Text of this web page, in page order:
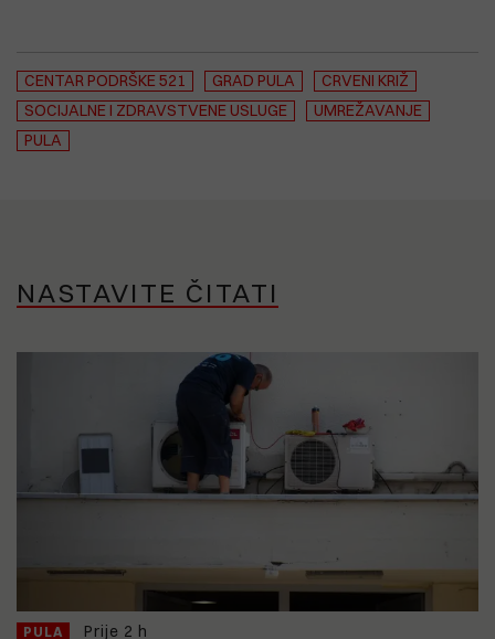
CENTAR PODRŠKE 521 GRAD PULA
CRVENI KRIŽ
SOCIJALNE I ZDRAVSTVENE USLUGE
UMREŽAVANJE
PULA
NASTAVITE ČITATI
PULA Prije 2 h